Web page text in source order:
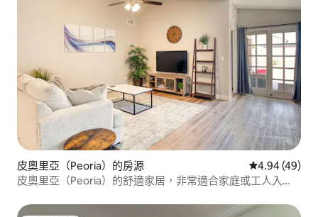
皮奧里亞（Peoria）的房源 從 49 則評價
4.94 (49)
皮奧里亞（Peoria）的舒適家居，非常適合家庭或工人入